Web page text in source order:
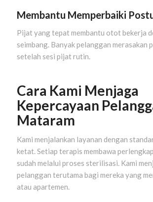
Membantu Memperbaiki
Pijat yang tepat membantu otot bekerja
seimbang. Banyak pelanggan merasakan
setelah sesi pijat rutin.
Cara Kami Menjaga
Kepercayaan
Mataram
Kami menjalankan layanan dengan
ketat. Setiap terapis membawa
sudah melalui proses sterilisasi. Kami
pelanggan terutama bagi mereka yang
atau apartemen.